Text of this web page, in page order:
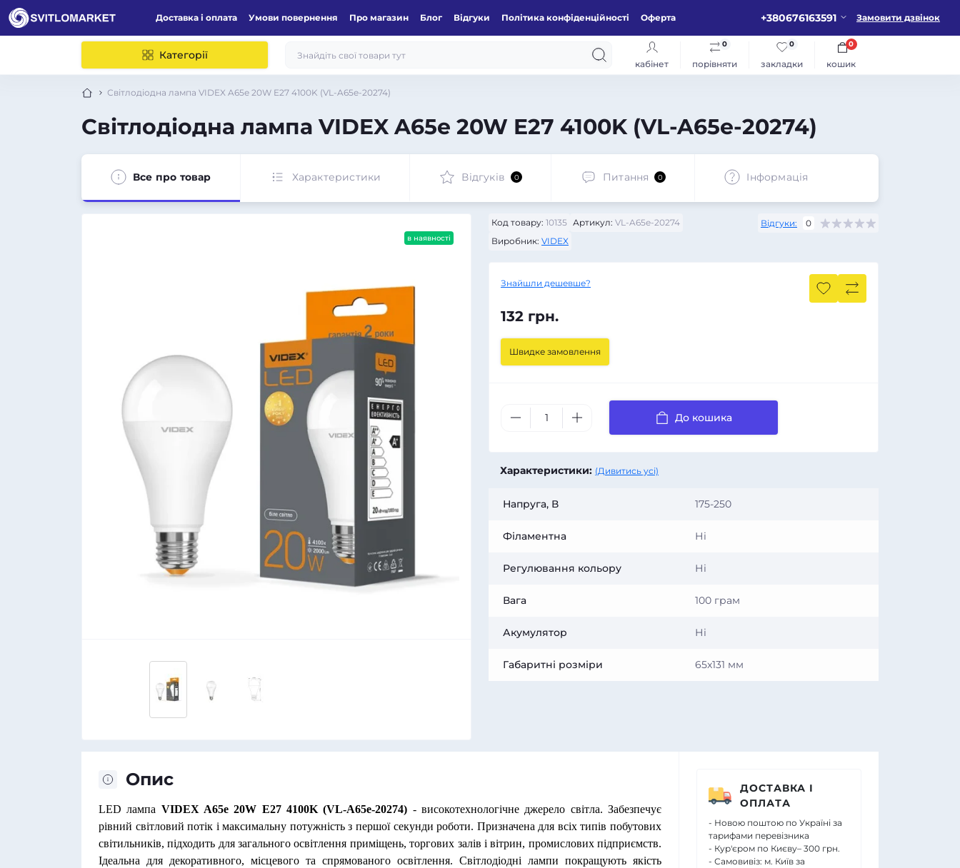
Доставка і оплата Умови повернення Про магазин Блог Відгуки Політика конфіденційності Оферта +380676163591 Замовити дзвінок
Категорії
кабінет порівняти
0
закладки
0
кошик
0
Світлодіодна лампа VIDEX A65e 20W E27 4100K (VL-A65e-20274)
Світлодіодна лампа VIDEX A65e 20W E27 4100K (VL-A65e-20274)
Все про товар Характеристики Відгуків 0 Питання 0 Iнформація
в наявності
Код товару: 10135 Артикул: VL-A65e-20274
Виробник: VIDEX
Відгуки: 0
Знайшли дешевше?
132 грн.
Швидке замовлення
До кошика
Характеристики: (Дивитись усі)
Напруга, В 175-250
Філаментна Ні
Регулювання кольору Ні
Вага 100 грам
Акумулятор Ні
Габаритні розміри 65x131 мм
Опис
LED лампа VIDEX A65e 20W E27 4100K (VL-A65e-20274) - високотехнологічне джерело світла. Забезпечує
рівний світловий потік і максимальну потужність з першої секунди роботи. Призначена для всіх типів побутових
світильників, підходить для загального освітлення приміщень, торгових залів і вітрин, промислових підприємств.
Ідеальна для декоративного, місцевого та спрямованого освітлення. Світлодіодні лампи покращують якість
ДОСТАВКА І
ОПЛАТА
- Новою поштою по Україні за
тарифами перевізника
- Кур'єром по Києву– 300 грн.
- Самовивіз: м. Київ за